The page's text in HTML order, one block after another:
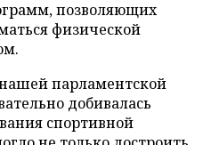
позволяющих
физической
парламентской
добивалась
спортивной